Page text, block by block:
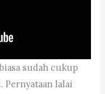
sudah cukup
Pernyataan lalai